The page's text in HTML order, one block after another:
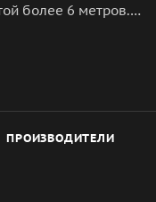
более 6 метров.
им обеспечивать
воздушный поток,
до 30 метров.
ПРОИЗВОДИТЕЛИ